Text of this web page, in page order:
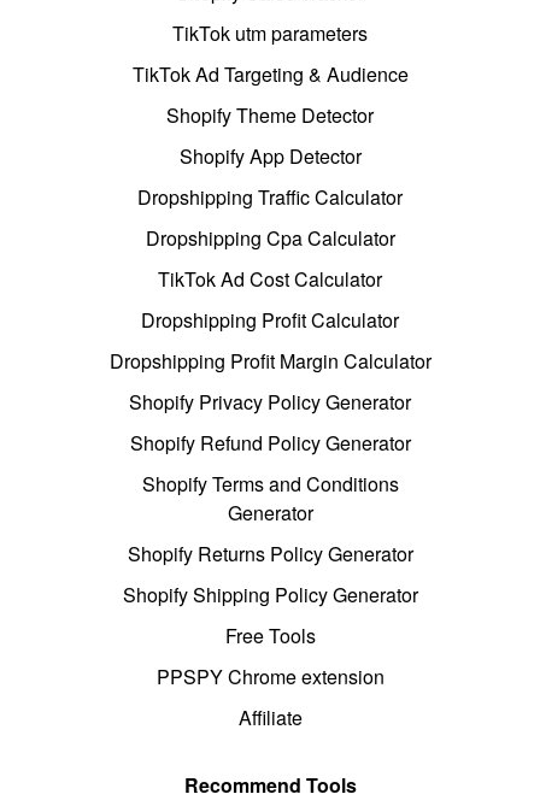
TikTok utm parameters
TikTok Ad Targeting & Audience
Shopify Theme Detector
Shopify App Detector
Dropshipping Traffic Calculator
Dropshipping Cpa Calculator
TikTok Ad Cost Calculator
Dropshipping Profit Calculator
Dropshipping Profit Margin Calculator
Shopify Privacy Policy Generator
Shopify Refund Policy Generator
Shopify Terms and Conditions
Generator
Shopify Returns Policy Generator
Shopify Shipping Policy Generator
Free Tools
PPSPY Chrome extension
Affiliate
Recommend Tools